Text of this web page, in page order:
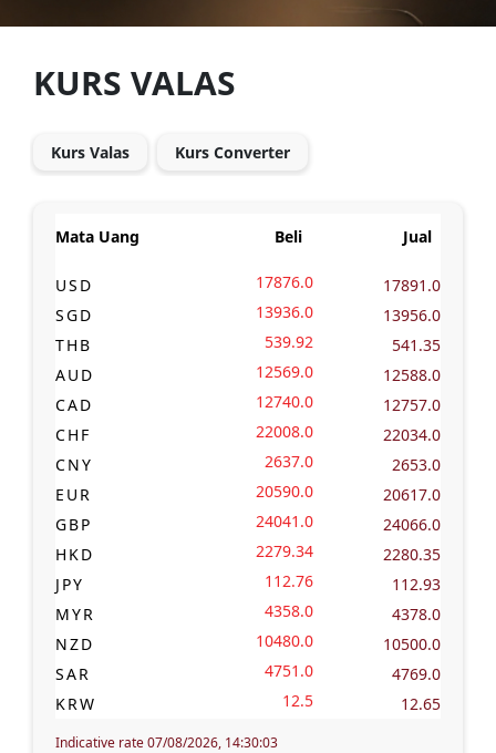
KURS VALAS
Kurs Valas Kurs Converter
Mata Uang Beli Jual
USD 17876.0
17891.0
SGD
13936.0
13956.0
THB
539.92
541.35
AUD
12569.0
12588.0
CAD
12740.0
12757.0
CHF
22008.0
22034.0
CNY
2637.0
2653.0
EUR
20590.0
20617.0
GBP
24041.0
24066.0
HKD
2279.34
2280.35
JPY
112.76
112.93
MYR
4358.0
4378.0
NZD
10480.0
10500.0
SAR
4751.0
4769.0
KRW
12.5 12.65
Indicative rate 07/08/2026, 14:30:03